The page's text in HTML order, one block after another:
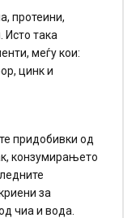
протеини,
Исто така
меѓу кои:
цинк и
придобивки од
конзумирањето
за
чиа и вода.